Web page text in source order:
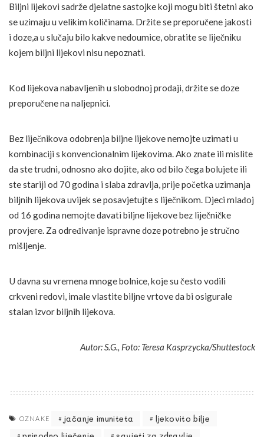
Biljni lijekovi sadrže djelatne sastojke koji mogu biti štetni ako
se uzimaju u velikim količinama. Držite se preporučene jakosti
i doze,a u slučaju bilo kakve nedoumice, obratite se liječniku
kojem biljni lijekovi nisu nepoznati.
Kod lijekova nabavljenih u slobodnoj prodaji, držite se doze
preporučene na naljepnici.
Bez liječnikova odobrenja biljne lijekove nemojte uzimati u
kombinaciji s konvencionalnim lijekovima. Ako znate ili mislite
da ste trudni, odnosno ako dojite, ako od bilo čega bolujete ili
ste stariji od 70 godina i slaba zdravlja, prije početka uzimanja
biljnih lijekova uvijek se posavjetujte s liječnikom. Djeci mlađoj
od 16 godina nemojte davati biljne lijekove bez liječničke
provjere. Za određivanje ispravne doze potrebno je stručno
mišljenje.
U davna su vremena mnoge bolnice, koje su često vodili
crkveni redovi, imale vlastite biljne vrtove da bi osigurale
stalan izvor biljnih lijekova.
Autor: S.G., Foto: Teresa Kasprzycka/Shuttestock
OZNAKE jačanje imuniteta
ljekovito bilje